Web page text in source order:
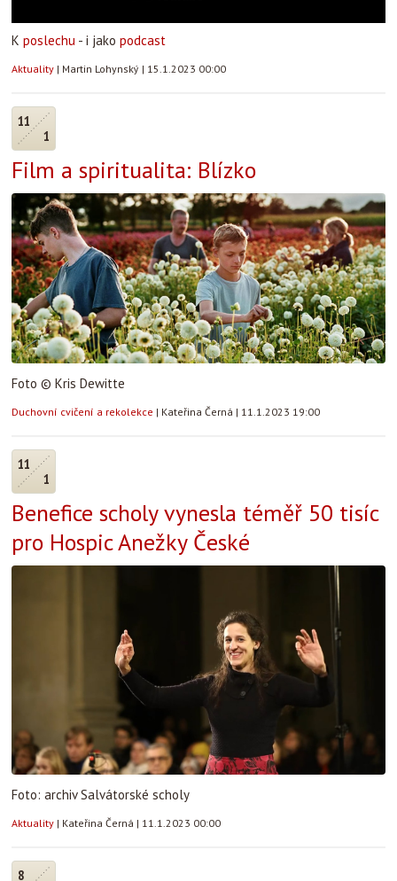
K poslechu - i jako podcast
Aktuality | Martin Lohynský | 15.1.2023 00:00
11
1
Film a spiritualita: Blízko
Foto © Kris Dewitte
Duchovní cvičení a rekolekce | Kateřina Černá | 11.1.2023 19:00
11
1
Benefice scholy vynesla téměř 50 tisíc
pro Hospic Anežky České
Foto: archiv Salvátorské scholy
Aktuality | Kateřina Černá | 11.1.2023 00:00
8